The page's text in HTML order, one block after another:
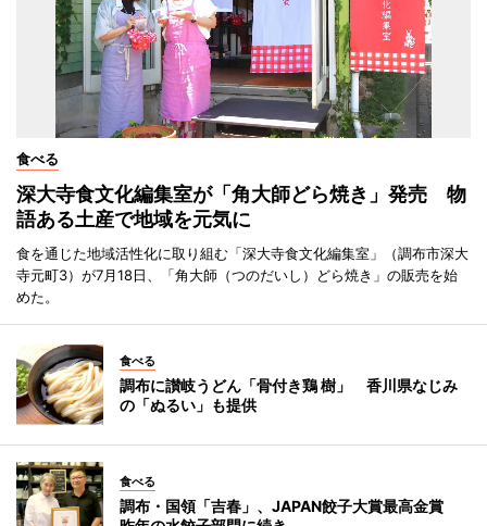
食べる
深大寺食文化編集室が「角大師どら焼き」発売 物
語ある土産で地域を元気に
食を通じた地域活性化に取り組む「深大寺食文化編集室」（調布市深大
寺元町3）が7月18日、「角大師（つのだいし）どら焼き」の販売を始
めた。
食べる
調布に讃岐うどん「骨付き鶏 樹」 香川県なじみ
の「ぬるい」も提供
食べる
調布・国領「吉春」、JAPAN餃子大賞最高金賞